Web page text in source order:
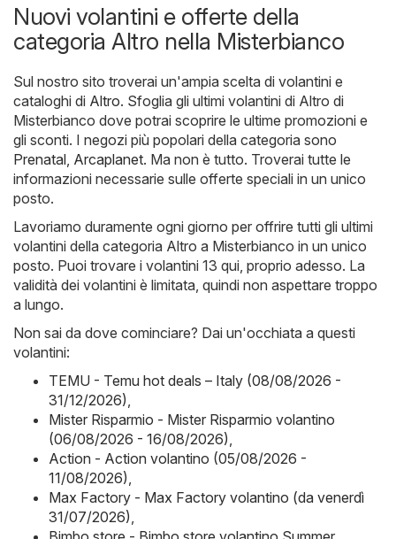
Nuovi volantini e offerte della
categoria Altro nella Misterbianco
Sul nostro sito troverai un'ampia scelta di volantini e
cataloghi di Altro. Sfoglia gli ultimi volantini di Altro di
Misterbianco dove potrai scoprire le ultime promozioni e
gli sconti. I negozi più popolari della categoria sono
Prenatal, Arcaplanet. Ma non è tutto. Troverai tutte le
informazioni necessarie sulle offerte speciali in un unico
posto.
Lavoriamo duramente ogni giorno per offrire tutti gli ultimi
volantini della categoria Altro a Misterbianco in un unico
posto. Puoi trovare i volantini 13 qui, proprio adesso. La
validità dei volantini è limitata, quindi non aspettare troppo
a lungo.
Non sai da dove cominciare? Dai un'occhiata a questi
volantini:
TEMU - Temu hot deals – Italy (08/08/2026 -
31/12/2026),
Mister Risparmio - Mister Risparmio volantino
(06/08/2026 - 16/08/2026),
Action - Action volantino (05/08/2026 -
11/08/2026),
Max Factory - Max Factory volantino (da venerdì
31/07/2026),